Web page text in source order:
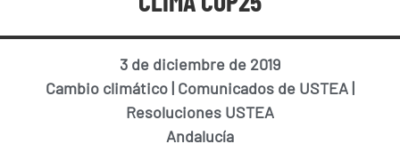
3 de diciembre de 2019
Cambio climático | Comunicados de USTEA |
Resoluciones USTEA
Andalucía